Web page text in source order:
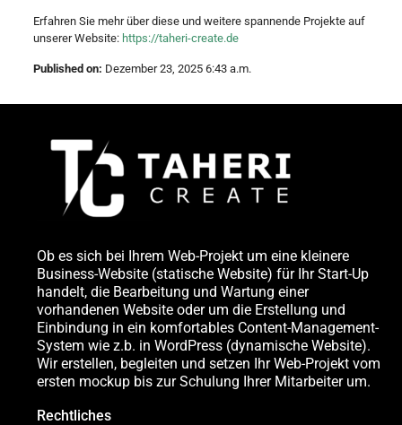
Erfahren Sie mehr über diese und weitere spannende Projekte auf
unserer Website: https://taheri-create.de
Published on: Dezember 23, 2025 6:43 a.m.
Ob es sich bei Ihrem Web-Projekt um eine kleinere
Business-Website (statische Website) für Ihr Start-Up
handelt, die Bearbeitung und Wartung einer
vorhandenen Website oder um die Erstellung und
Einbindung in ein komfortables Content-Management-
System wie z.b. in WordPress (dynamische Website).
Wir erstellen, begleiten und setzen Ihr Web-Projekt vom
ersten mockup bis zur Schulung Ihrer Mitarbeiter um.
Rechtliches